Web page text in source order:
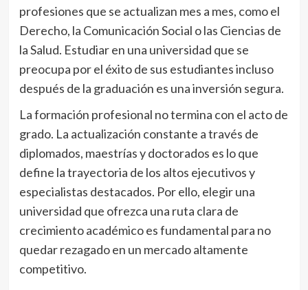
profesiones que se actualizan mes a mes, como el
Derecho, la Comunicación Social o las Ciencias de
la Salud. Estudiar en una universidad que se
preocupa por el éxito de sus estudiantes incluso
después de la graduación es una inversión segura.
La formación profesional no termina con el acto de
grado. La actualización constante a través de
diplomados, maestrías y doctorados es lo que
define la trayectoria de los altos ejecutivos y
especialistas destacados. Por ello, elegir una
universidad que ofrezca una ruta clara de
crecimiento académico es fundamental para no
quedar rezagado en un mercado altamente
competitivo.